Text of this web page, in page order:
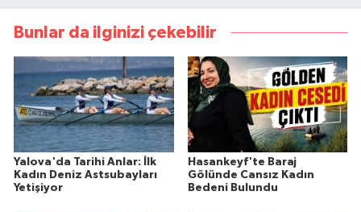
Bunlar da ilginizi çekebilir
Yalova'da Tarihi Anlar: İlk
Kadın Deniz Astsubayları
Yetişiyor
Hasankeyf'te Baraj
Gölünde Cansız Kadın
Bedeni Bulundu